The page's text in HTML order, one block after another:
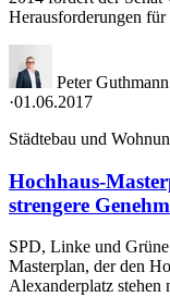
Herausforderungen
Peter Guthmann
·01.06.2017
Städtebau und
Hochhaus-
strengere
SPD, Linke und
Masterplan, der den
Alexanderplatz stehen